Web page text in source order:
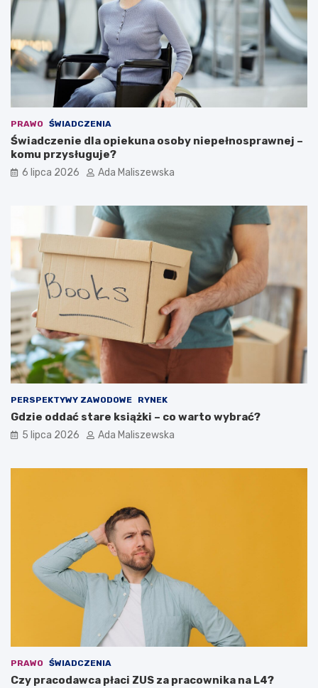
PRAWO ŚWIADCZENIA
Świadczenie dla opiekuna osoby niepełnosprawnej –
komu przysługuje?
6 lipca 2026 Ada Maliszewska
PERSPEKTYWY ZAWODOWE RYNEK
Gdzie oddać stare książki – co warto wybrać?
5 lipca 2026 Ada Maliszewska
PRAWO ŚWIADCZENIA
Czy pracodawca płaci ZUS za pracownika na L4?